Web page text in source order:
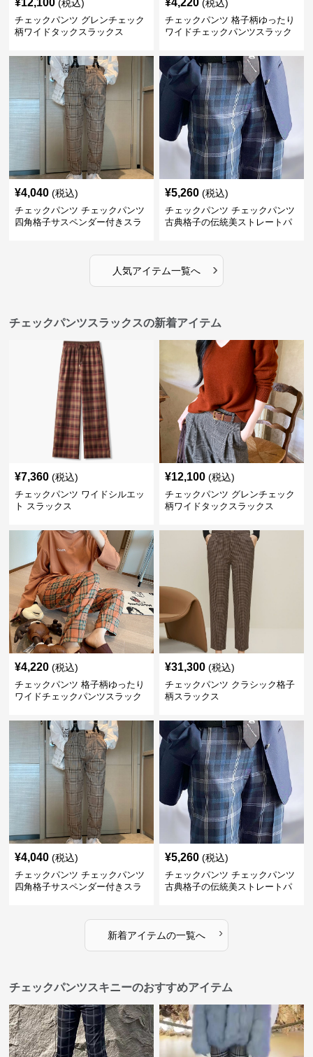
¥12,100 (税込)
チェックパンツ グレンチェック
柄ワイドタックスラックス
¥4,220 (税込)
チェックパンツ 格子柄ゆったり
ワイドチェックパンツスラック
¥4,040 (税込)
チェックパンツ チェックパンツ
四角格子サスペンダー付きスラ
¥5,260 (税込)
チェックパンツ チェックパンツ
古典格子の伝統美ストレートパ
人気アイテム一覧へ ›
チェックパンツスラックスの新着アイテム
¥7,360 (税込)
チェックパンツ ワイドシルエッ
ト スラックス
¥12,100 (税込)
チェックパンツ グレンチェック
柄ワイドタックスラックス
¥4,220 (税込)
チェックパンツ 格子柄ゆったり
ワイドチェックパンツスラック
¥31,300 (税込)
チェックパンツ クラシック格子
柄スラックス
¥4,040 (税込)
チェックパンツ チェックパンツ
四角格子サスペンダー付きスラ
¥5,260 (税込)
チェックパンツ チェックパンツ
古典格子の伝統美ストレートパ
新着アイテムの一覧へ ›
チェックパンツスキニーのおすすめアイテム